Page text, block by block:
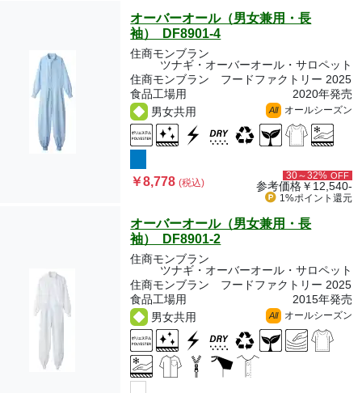
オーバーオール（男女兼用・長
袖） DF8901-4
住商モンブラン
ツナギ・オーバーオール・サロペット
住商モンブラン フードファクトリー 2025
食品工場用
2020年発売
男女共用
All オールシーズン
￥8,778(税込)
30～32% OFF
参考価格￥12,540-
1%ポイント 還元
オーバーオール（男女兼用・長
袖） DF8901-2
住商モンブラン
ツナギ・オーバーオール・サロペット
住商モンブラン フードファクトリー 2025
食品工場用
2015年発売
男女共用
All オールシーズン